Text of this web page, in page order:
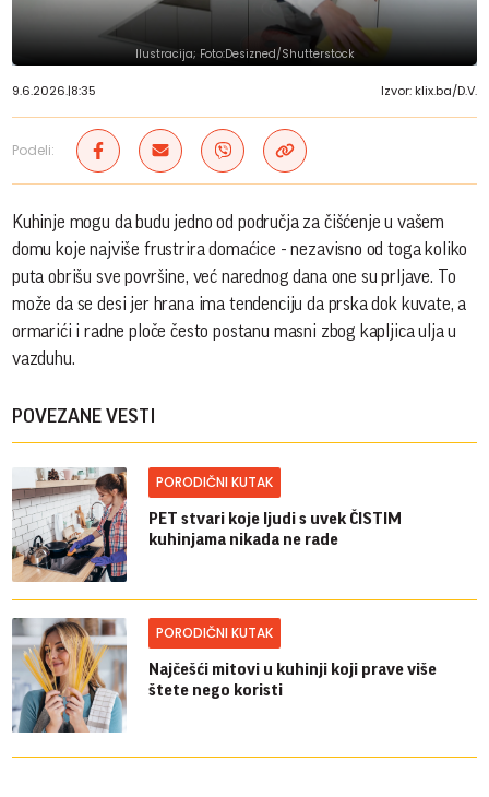
Ilustracija; Foto:Desizned/Shutterstock
9.6.2026.|8:35 Izvor: klix.ba/D.V.
Podeli:
Kuhinje mogu da budu jedno od područja za čišćenje u vašem
domu koje najviše frustrira domaćice - nezavisno od toga koliko
puta obrišu sve površine, već narednog dana one su prljave. To
može da se desi jer hrana ima tendenciju da prska dok kuvate, a
ormarići i radne ploče često postanu masni zbog kapljica ulja u
vazduhu.
POVEZANE VESTI
PORODIČNI KUTAK
PET stvari koje ljudi s uvek ČISTIM
kuhinjama nikada ne rade
PORODIČNI KUTAK
Najčešći mitovi u kuhinji koji prave više
štete nego koristi